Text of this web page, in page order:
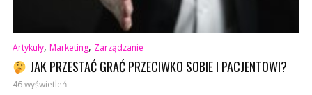
Artykuły, Marketing, Zarządzanie
JAK PRZESTAĆ GRAĆ PRZECIWKO SOBIE I PACJENTOWI?
46 wyświetleń